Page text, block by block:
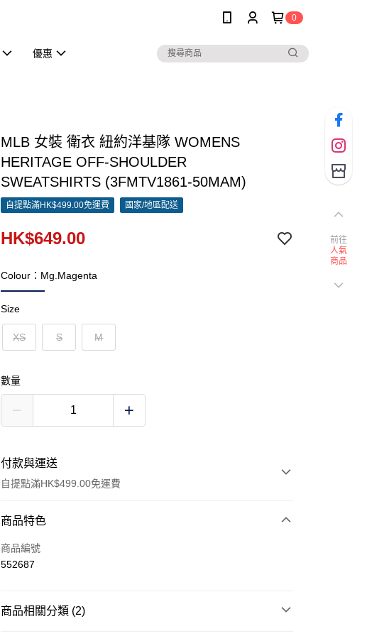
0
優惠
MLB 女裝 衛衣 紐約洋基隊 WOMENS
HERITAGE OFF-SHOULDER
SWEATSHIRTS (3FMTV1861-50MAM)
自提點滿HK$499.00免運費 國家/地區配送
HK$649.00
Colour：Mg.Magenta
Size
XS S M
數量
付款與運送
自提點滿HK$499.00免運費
付款方式
信用卡
商品特色
商品編號
552687
商品相關分類 (2)
前往
人氣
商品